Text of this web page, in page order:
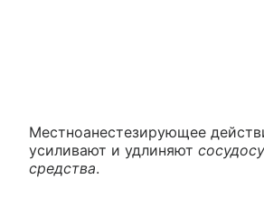
Местноанестезирующее
усиливают и удлиняют
средства.